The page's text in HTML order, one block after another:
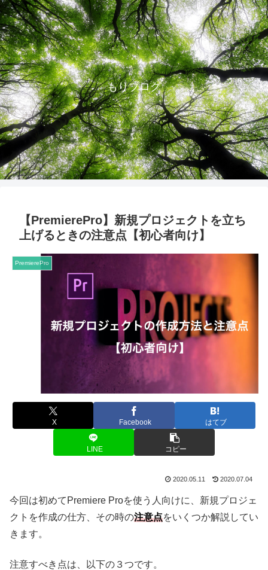
もりブログ
【PremierePro】新規プロジェクトを立ち
上げるときの注意点【初心者向け】
PremierePro
X Facebook はてブ
LINE コピー
2020.05.11 2020.07.04
今回は初めてPremiere Proを使う人向けに、新規プロジェ
クトを作成の仕方、その時の注意点をいくつか解説してい
きます。
注意すべき点は、以下の３つです。